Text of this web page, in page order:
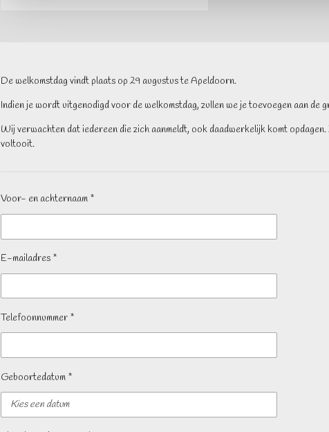
De welkomstdag vindt plaats op 29 augustus te Apeldoorn.
Indien je wordt uitgenodigd voor de welkomstdag, zullen we je toevoegen aan de
Wij verwachten dat iedereen die zich aanmeldt, ook daadwerkelijk komt
voltooit.
Voor- en achternaam *
E-mailadres *
Telefoonnummer *
Geboortedatum *